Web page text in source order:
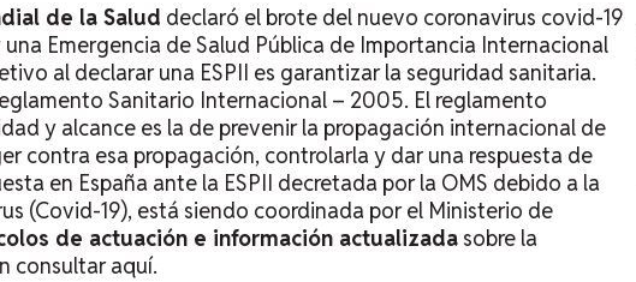
de la Salud declaró el brote del nuevo coronavirus covid-19
Emergencia de Salud Pública de Importancia Internacional
al declarar una ESPII es garantizar la seguridad sanitaria.
Sanitario Internacional – 2005. El reglamento
y alcance es la de prevenir la propagación internacional de
contra esa propagación, controlarla y dar una respuesta de
en España ante la ESPII decretada por la OMS debido a la
(Covid-19), está siendo coordinada por el Ministerio de
de actuación e información actualizada sobre la
consultaraquí.